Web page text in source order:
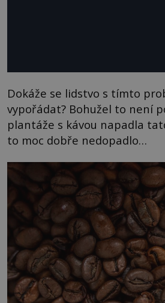
Dokáže se lidstvo s tímto
vypořádat? Bohužel to není
plantáže s kávou napadla
to moc dobře nedopadlo…